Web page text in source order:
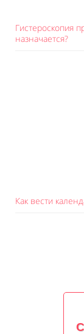
Гистероскопия
назначается?
Как вести